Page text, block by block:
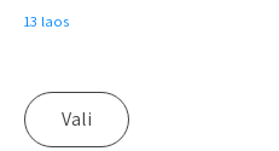
13 laos
Vali